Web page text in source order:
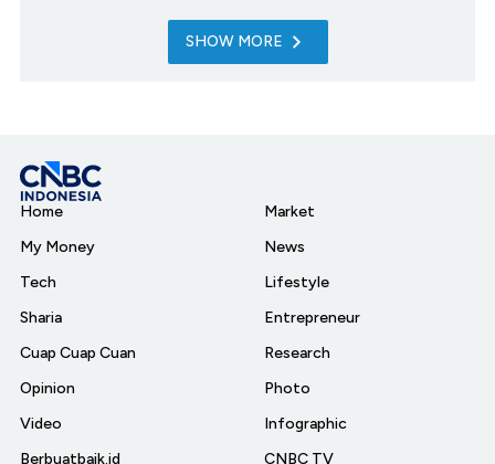
SHOW MORE
Home
My Money
Tech
Sharia
Cuap Cuap Cuan
Opinion
Video
Berbuatbaik.id
Market
News
Lifestyle
Entrepreneur
Research
Photo
Infographic
CNBC TV